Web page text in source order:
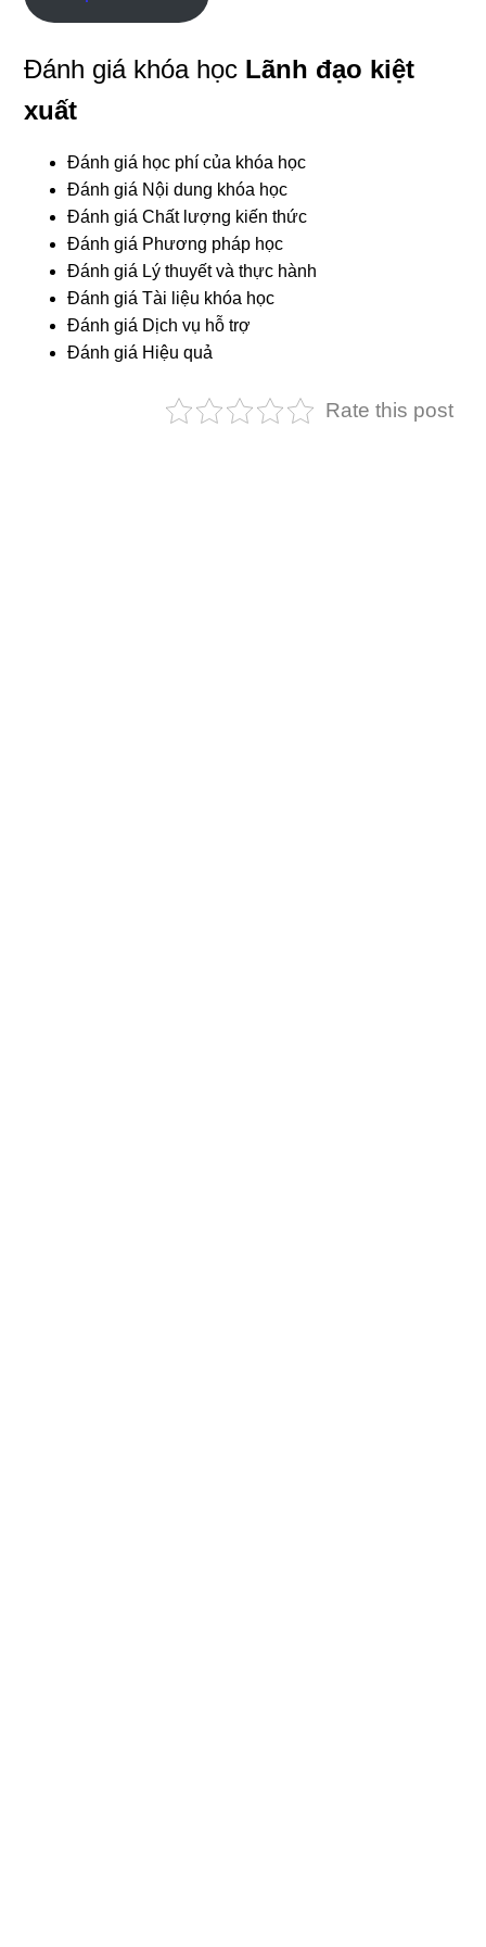
Đánh giá khóa học Lãnh đạo kiệt
xuất
Đánh giá học phí của khóa học
Đánh giá Nội dung khóa học
Đánh giá Chất lượng kiến thức
Đánh giá Phương pháp học
Đánh giá Lý thuyết và thực hành
Đánh giá Tài liệu khóa học
Đánh giá Dịch vụ hỗ trợ
Đánh giá Hiệu quả
Rate this post